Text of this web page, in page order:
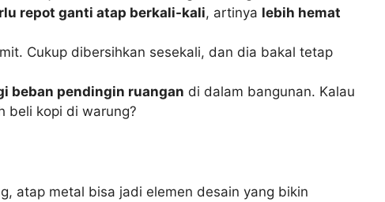
repot ganti atap berkali-kali, artinya lebih hemat
Cukup dibersihkan sesekali, dan dia bakal tetap
beban pendingin ruangan di dalam bangunan. Kalau
beli kopi di warung?
atap metal bisa jadi elemen desain yang bikin